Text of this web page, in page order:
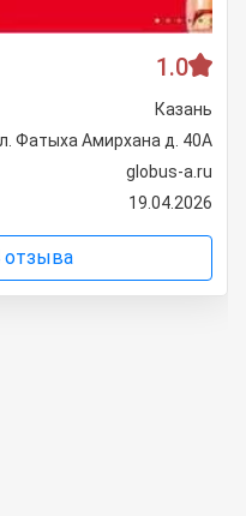
1.0
Казань
Фатыха Амирхана д. 40А
globus-a.ru
19.04.2026
отзыва